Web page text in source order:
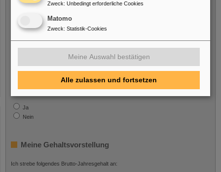
Nein
Ja
Nein
Meine Gehaltsvorstellung
Ich strebe folgendes Brutto-Jahresgehalt an:
Zweck: Unbedingt erforderliche Cookies
Matomo
Zweck: Statistik-Cookies
Meine Auswahl bestätigen
Alle zulassen und fortsetzen